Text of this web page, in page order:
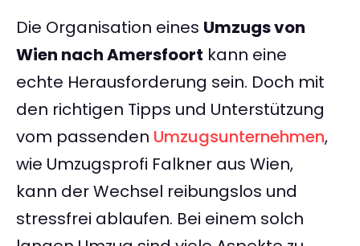
Die Organisation eines Umzugs von
Wien nach Amersfoort kann eine
echte Herausforderung sein. Doch mit
den richtigen Tipps und Unterstützung
vom passenden Umzugsunternehmen,
wie Umzugsprofi Falkner aus Wien,
kann der Wechsel reibungslos und
stressfrei ablaufen. Bei einem solch